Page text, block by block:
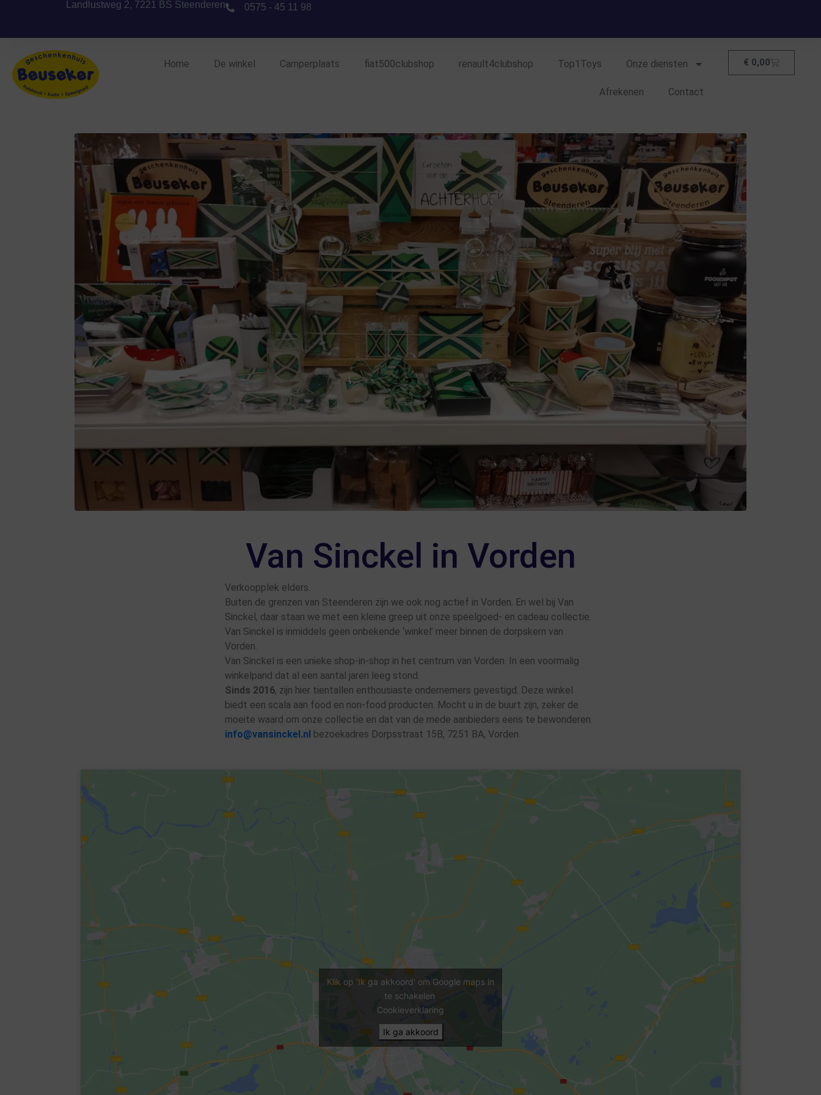
Landlustweg 2, 7221 BS Steenderen 0575 - 45 11 98
Home De winkel Camperplaats fiat500clubshop renault4clubshop Top1Toys Onze diensten
Afrekenen Contact
€ 0,00
Van Sinckel in Vorden
Verkoopplek elders.
Buiten de grenzen van Steenderen zijn we ook nog actief in Vorden. En wel bij Van
Sinckel, daar staan we met een kleine greep uit onze speelgoed- en cadeau collectie.
Van Sinckel is inmiddels geen onbekende ‘winkel’ meer binnen de dorpskern van
Vorden.
Van Sinckel is een unieke shop-in-shop in het centrum van Vorden. In een voormalig
winkelpand dat al een aantal jaren leeg stond.
Sinds 2016, zijn hier tientallen enthousiaste ondernemers gevestigd. Deze winkel
biedt een scala aan food en non-food producten. Mocht u in de buurt zijn, zeker de
moeite waard om onze collectie en dat van de mede aanbieders eens te bewonderen.
info@vansinckel.nl bezoekadres Dorpsstraat 15B, 7251 BA, Vorden.
Klik op 'Ik ga akkoord' om Google maps in
te schakelen
Cookieverklaring
Ik ga akkoord